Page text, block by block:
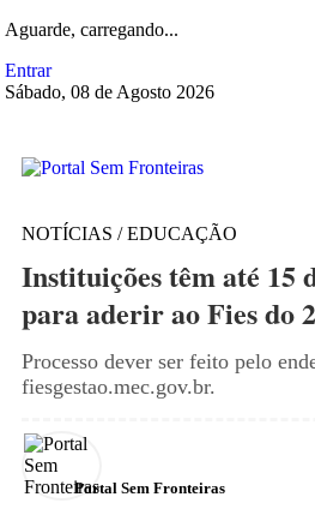
Aguarde, carregando...
Entrar
Sábado, 08 de Agosto 2026
NOTÍCIAS / EDUCAÇÃO
Instituições têm até 15
para aderir ao Fies do
Processo dever ser feito pelo
fiesgestao.mec.gov.br.
Portal Sem Fronteiras